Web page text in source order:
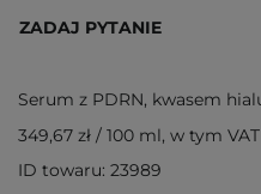
ZADAJ PYTANIE
Serum z PDRN, kwasem
349,67 zł / 100 ml, w tym VAT
ID towaru: 23989